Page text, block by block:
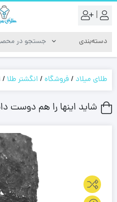
|
طلای میلاد /فروشگاه/ انگشتر طلا/
شاید اینها را هم دوست